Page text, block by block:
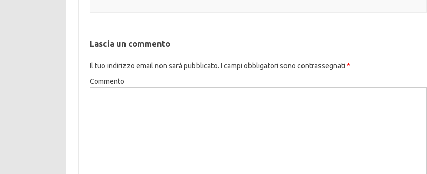
Lascia un commento
Il tuo indirizzo email non sarà pubblicato. I campi obbligatori sono contrassegnati *
Commento